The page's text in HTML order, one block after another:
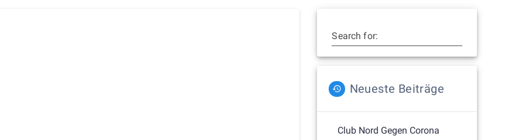
Search for:
Neueste Beiträge
Club Nord Gegen Corona